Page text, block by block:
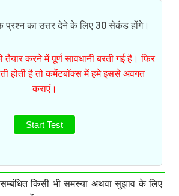
का उत्तर देने के लिए 30 सेकंड होंगे।
करने में पूर्ण सावधानी बरती गई है। फिर
होती है तो कमेंटबॉक्स में हमे इससे अवगत
कराएं।
Start Test
किसी भी समस्या अथवा सुझाव के लिए